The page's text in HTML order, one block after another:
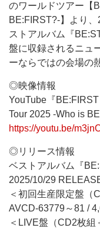
のワールドツアー【
BE:FIRST?-】より
ストアルバム『
盤に収録されるニュ
ーならではの会場の
◎映像情報
YouTube『
Tour 2025 -Who is
https://youtu.be/
◎リリース情報
ベストアルバム『
2025/10/29
＜初回生産限定盤（
AVCD-63779～81 /
＜LIVE盤（CD2枚組